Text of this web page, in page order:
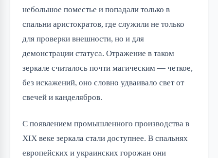
небольшое поместье и попадали только в
спальни аристократов, где служили не только
для проверки внешности, но и для
демонстрации статуса. Отражение в таком
зеркале считалось почти магическим — четкое,
без искажений, оно словно удваивало свет от
свечей и канделябров.
С появлением промышленного производства в
XIX веке зеркала стали доступнее. В спальнях
европейских и украинских горожан они